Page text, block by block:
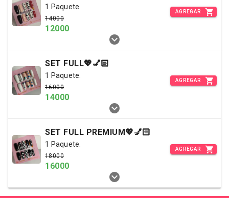
1 Paquete.
14000
12000
AGREGAR
SET FULL💖💅🏻
1 Paquete.
16000
14000
AGREGAR
SET FULL PREMIUM💖💅🏻
1 Paquete.
18000
16000
AGREGAR